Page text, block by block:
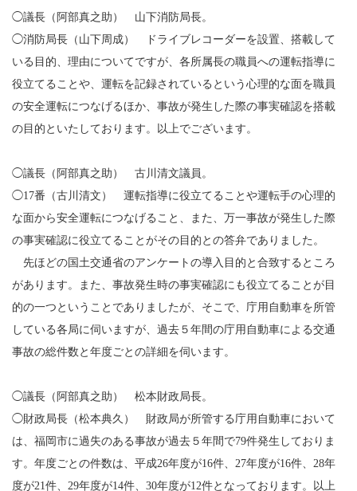
◯議長（阿部真之助） 山下消防局長。
◯消防局長（山下周成） ドライブレコーダーを設置、搭載して
いる目的、理由についてですが、各所属長の職員への運転指導に
役立てることや、運転を記録されているという心理的な面を職員
の安全運転につなげるほか、事故が発生した際の事実確認を搭載
の目的といたしております。以上でございます。
◯議長（阿部真之助） 古川清文議員。
◯17番（古川清文） 運転指導に役立てることや運転手の心理的
な面から安全運転につなげること、また、万一事故が発生した際
の事実確認に役立てることがその目的との答弁でありました。
先ほどの国土交通省のアンケートの導入目的と合致するところ
があります。また、事故発生時の事実確認にも役立てることが目
的の一つということでありましたが、そこで、庁用自動車を所管
している各局に伺いますが、過去５年間の庁用自動車による交通
事故の総件数と年度ごとの詳細を伺います。
◯議長（阿部真之助） 松本財政局長。
◯財政局長（松本典久） 財政局が所管する庁用自動車において
は、福岡市に過失のある事故が過去５年間で79件発生しておりま
す。年度ごとの件数は、平成26年度が16件、27年度が16件、28年
度が21件、29年度が14件、30年度が12件となっております。以上